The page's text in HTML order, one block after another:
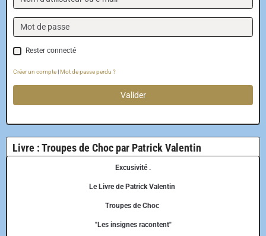
Rester connecté
Créer un compte Mot de passe perdu ?
Valider
Livre : Troupes de Choc par Patrick Valentin
Excusivité .
Le Livre de Patrick Valentin
Troupes de Choc
"Les insignes racontent"